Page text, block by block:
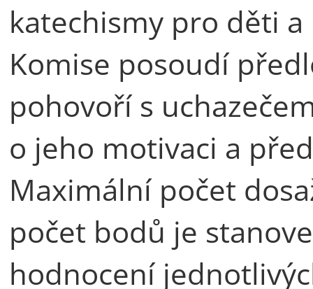
katechismy pro děti a
Komise posoudí
pohovoří s
o jeho motivaci a
Maximální počet
počet bodů je
hodnocení